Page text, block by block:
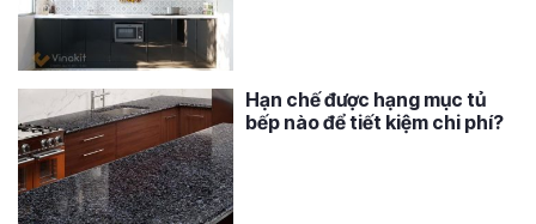
Hạn chế được hạng mục tủ
bếp nào để tiết kiệm chi phí?